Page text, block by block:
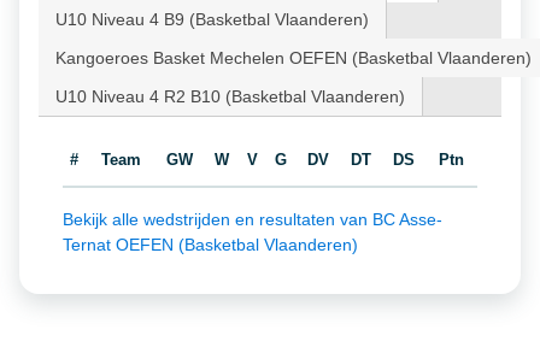
U10 Niveau 4 B9 (Basketbal Vlaanderen)
Kangoeroes Basket Mechelen OEFEN (Basketbal Vlaanderen)
U10 Niveau 4 R2 B10 (Basketbal Vlaanderen)
# Team GW W V G DV DT DS Ptn
Bekijk alle wedstrijden en resultaten van BC Asse-
Ternat OEFEN (Basketbal Vlaanderen)